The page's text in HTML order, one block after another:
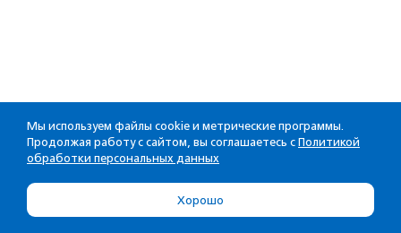
Мы используем файлы cookie и метрические программы.
Продолжая работу с сайтом, вы соглашаетесь с Политикой
обработки персональных данных
Хорошо